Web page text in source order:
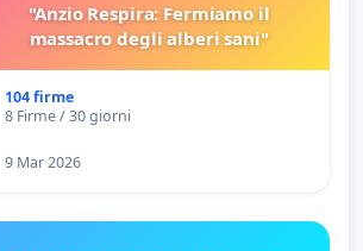
"Anzio Respira: Fermiamo il
massacro degli alberi sani"
104 firme
8 Firme / 30 giorni
9 Mar 2026